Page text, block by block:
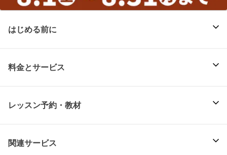
はじめる前に
料金とサービス
レッスン予約・教材
関連サービス